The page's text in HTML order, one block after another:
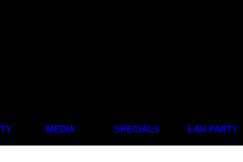
MEDIA SPECIALS LAN PARTY